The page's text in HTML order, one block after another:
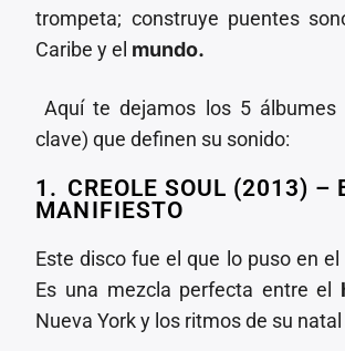
trompeta; construye puentes
Caribe y el mundo.
Aquí te dejamos los 5 álbumes
clave) que definen su sonido:
1.⁠ ⁠CREOLE SOUL (2013) –
MANIFIESTO
Este disco fue el que lo puso en
Es una mezcla perfecta entre el
Nueva York y los ritmos de su